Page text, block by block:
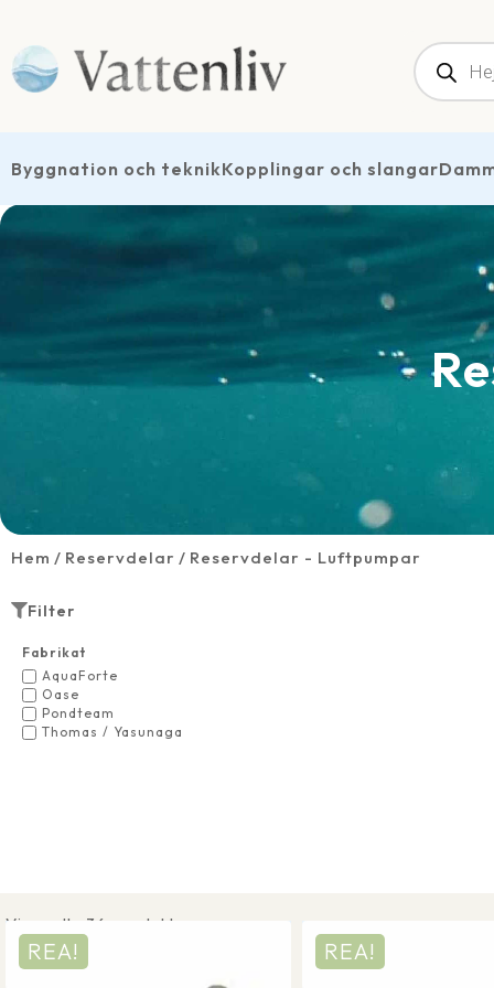
Byggnation och teknikKopplingar och slangar
Hem Reservdelar Reservdelar - Luftpumpar
Filter
Fabrikat
AquaForte
Oase
Pondteam
Thomas / Yasunaga
Visar alla 36 produkter
REA! REA!